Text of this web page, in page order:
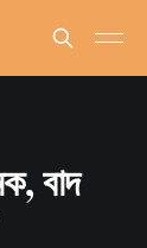
বাদ